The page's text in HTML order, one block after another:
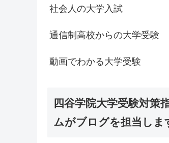
社会人の大学入試
通信制高校からの大学受験
動画でわかる大学受験
四谷学院大学受験対策
ムがブログを担当しま